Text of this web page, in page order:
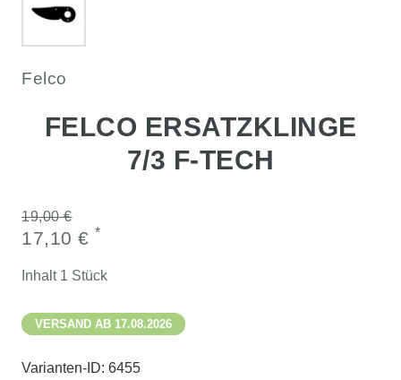
Felco
FELCO ERSATZKLINGE
7/3 F-TECH
19,00 €
17,10 € *
Inhalt 1 Stück
VERSAND AB 17.08.2026
Varianten-ID: 6455